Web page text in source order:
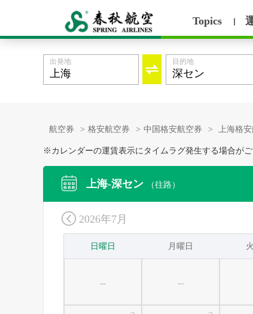
Topics

出発地 目的地
航空券 > 格安航空券 > 中国格安航空券 > 上海格
※カレンダーの運賃表示にタイムラグ発生する場合が
 上海-深セン （往路）
 2026年7月
日曜日 月曜日
-- --